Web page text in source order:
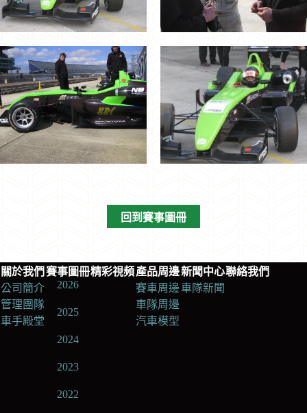
回到賽事圖冊
關於我們
公司簡介
管理團隊
車手殿堂
賽事圖冊
2026
2025
2024
2023
2022
精彩視頻產品周邊
賽車周邊
車隊周邊
汽車模型
新聞中心
車隊新聞
聯絡我們